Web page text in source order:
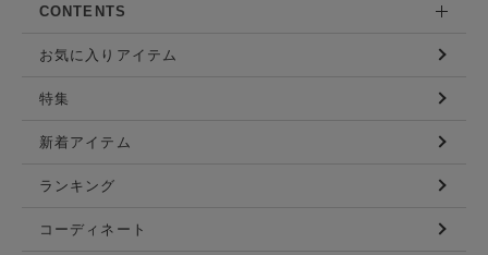
CONTENTS
お気に入りアイテム
特集
新着アイテム
ランキング
コーディネート